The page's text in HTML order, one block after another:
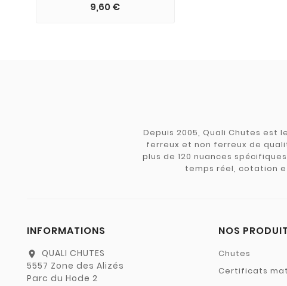
9,60 €
Depuis 2005, Quali Chutes est
ferreux et non ferreux de
plus de 120 nuances
temps réel, cotation
INFORMATIONS
location_on
QUALI CHUTES
5557 Zone des Alizés
Parc du Hode 2
NOS
Chutes
Certificats